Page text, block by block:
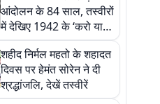
आंदोलन के 84 साल, तस्वीरों
में देखिए 1942 के ‘करो या
मरो’ आंदोलन की कहानी
शहीद निर्मल महतो के शहादत
दिवस पर हेमंत सोरेन ने दी
श्रद्धांजलि, देखें तस्वीरें